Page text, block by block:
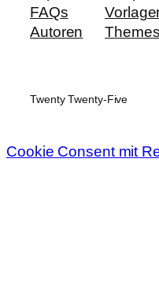
FAQs
Autoren
Themes
Twenty Twenty-Five
Cookie Consent mit